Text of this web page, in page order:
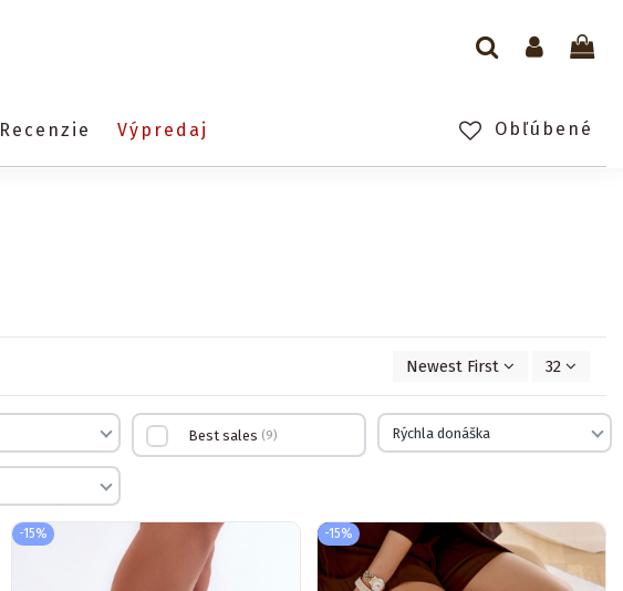
Recenzie Obľúbené
Výpredaj
Newest First 32
Best sales 9 Rýchla donáška
-15% -15%